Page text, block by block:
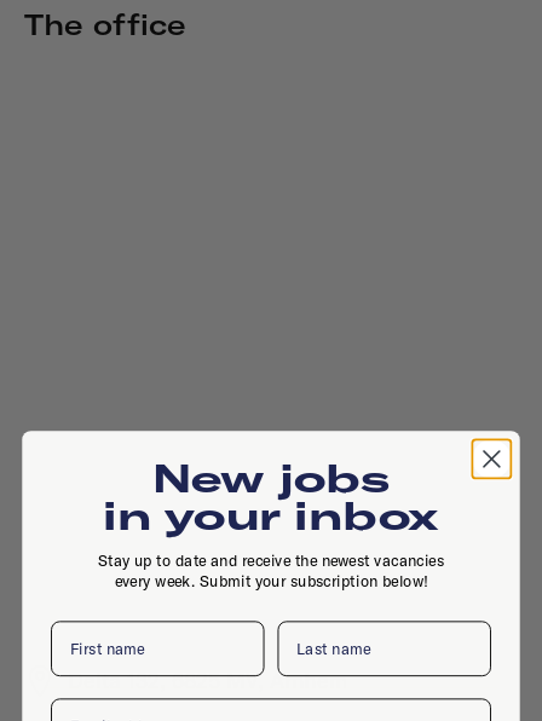
The office
Delta 132, 6825 MV, Arnhem
New jobs
in your inbox
Stay up to date and receive the newest vacancies
every week. Submit your subscription below!
First name Last name
Email